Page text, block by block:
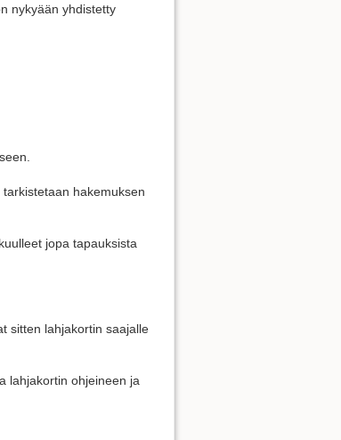
nykyään yhdistetty
hakemuksen
jopa tapauksista
sitten lahjakortin saajalle
lahjakortin ohjeineen ja